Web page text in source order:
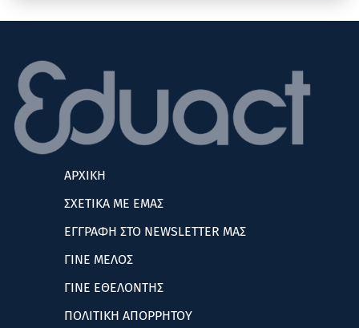
ΑΡΧΙΚΗ
ΣΧΕΤΙΚΑ ΜΕ ΕΜΑΣ
ΕΓΓΡΑΦΗ ΣΤΟ NEWSLETTER ΜΑΣ
ΓΙΝΕ ΜΕΛΟΣ
ΓΙΝΕ ΕΘΕΛΟΝΤΗΣ
ΠΟΛΙΤΙΚΗ ΑΠΟΡΡΗΤΟΥ